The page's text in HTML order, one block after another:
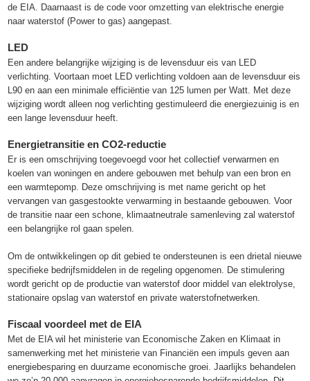
de EIA. Daarnaast is de code voor omzetting van elektrische energie
naar waterstof (Power to gas) aangepast.
LED
Een andere belangrijke wijziging is de levensduur eis van LED
verlichting. Voortaan moet LED verlichting voldoen aan de levensduur eis
L90 en aan een minimale efficiëntie van 125 lumen per Watt. Met deze
wijziging wordt alleen nog verlichting gestimuleerd die energiezuinig is en
een lange levensduur heeft.
Energietransitie en CO2-reductie
Er is een omschrijving toegevoegd voor het collectief verwarmen en
koelen van woningen en andere gebouwen met behulp van een bron en
een warmtepomp. Deze omschrijving is met name gericht op het
vervangen van gasgestookte verwarming in bestaande gebouwen. Voor
de transitie naar een schone, klimaatneutrale samenleving zal waterstof
een belangrijke rol gaan spelen.
Om de ontwikkelingen op dit gebied te ondersteunen is een drietal nieuwe
specifieke bedrijfsmiddelen in de regeling opgenomen. De stimulering
wordt gericht op de productie van waterstof door middel van elektrolyse,
stationaire opslag van waterstof en private waterstofnetwerken.
Fiscaal voordeel met de EIA
Met de EIA wil het ministerie van Economische Zaken en Klimaat in
samenwerking met het ministerie van Financiën een impuls geven aan
energiebesparing en duurzame economische groei. Jaarlijks behandelen